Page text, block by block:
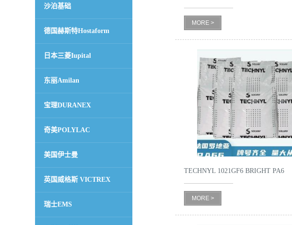
沙泊基础
德国赫斯特Hostaform
日本三菱Iupital
东丽Amilan
宝理DURANEX
奇美POLYLAC
美国伊士曼
英国威格斯 VICTREX
瑞士EMS
MORE >
TECHNYL 1021GF6 BRIGHT PA6
MORE >